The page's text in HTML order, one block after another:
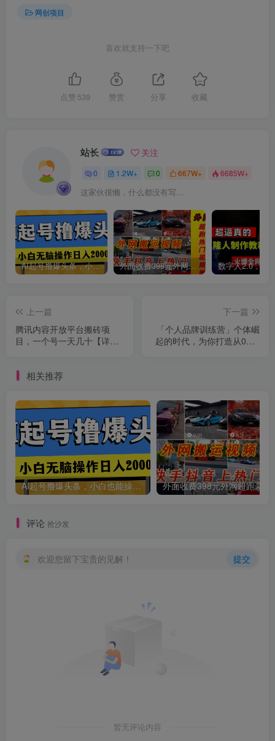
网创项目
喜欢就支持一下吧
点赞 539 赞赏 分享 收藏
站长 关注
0 1.2W+ 0 667W+ 6685W+
这家伙很懒，什么都没有写...
AI起号撸爆头条，小白也能操作，日入2000+ 外面收费398元外网超跑豪车汽车视频搬运至快手抖音上热门项目
上一篇
腾讯内容开放平台搬砖项
目，一个号一天几十【详细
下一篇
「个人品牌训练营」个体崛
起的时代，为你打造从0到1
相关推荐
AI起号撸爆头条，小白也能操作，日入2000+
评论 抢沙发
欢迎您留下宝贵的见解！ 提交
暂无评论内容